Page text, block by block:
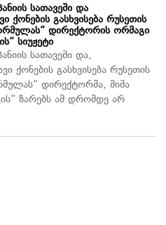
სათავეში და
გასხვისება რუსეთის
დირექტორის ორმაგი
სიუჟეტი
სათავეში და,
ქონების გასხვისება რუსეთის
დირექტორმა, მიშა
ზარებს ამ დრომდე არ